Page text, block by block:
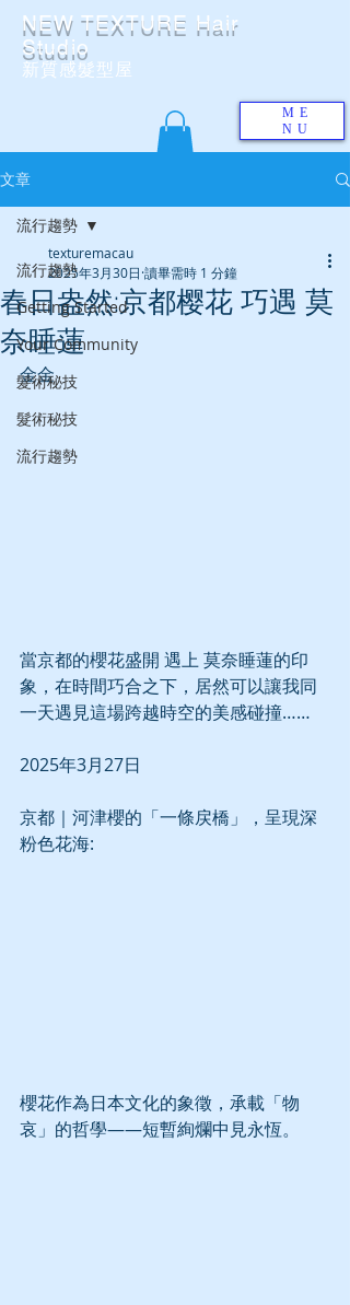
NEW TEXTURE Hair
Studio
​新質感髮型屋
ME
NU
文章
流行趨勢
Getting Started
Your Community
髮術秘技
髮術秘技
流行趨勢
流行趨勢
春日盎然:京都樱花 巧遇 莫
奈睡蓮
texturemacau
2025年3月30日 讀畢需時 1 分鐘
金金
當京都的櫻花盛開 遇上 莫奈睡蓮的印
象，在時間巧合之下，居然可以讓我同
一天遇見這場跨越時空的美感碰撞……
2025年3月27日
京都｜河津櫻的「一條戻橋」，呈現深
粉色花海:
櫻花作為日本文化的象徵，承載「物
哀」的哲學——短暫絢爛中見永恆。